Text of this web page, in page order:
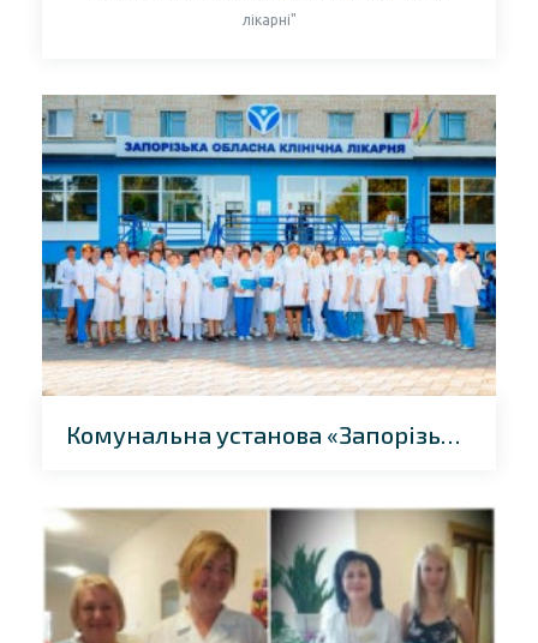
лікарні"
Комунальна установа «Запорізька обласна клінічна лікарня» Запорізької обласної ради